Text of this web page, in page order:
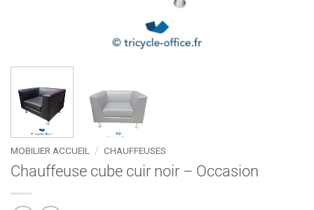
MOBILIER ACCUEIL / CHAUFFEUSES
Chauffeuse cube cuir noir – Occasion